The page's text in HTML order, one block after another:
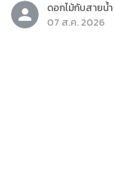
ดอกไม้กับสายน้ำ
07 ส.ค. 2026